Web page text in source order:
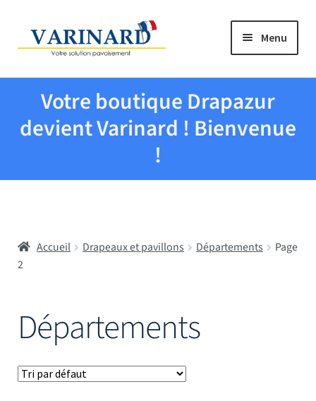
Aller à la navigation
Aller au contenu Menu
Tous les produits
Drapeaux et pavillons
Écoles
Mâts
Votre boutique Drapazur
devient Varinard ! Bienvenue
!
Accueil Drapeaux et pavillons Départements
Page
2
Départements